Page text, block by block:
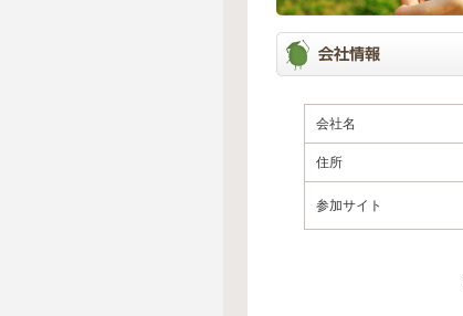
会社名
住所
参加サイト